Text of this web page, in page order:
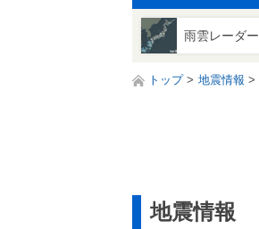
雨雲レーダー
トップ 地震情報
地震情報